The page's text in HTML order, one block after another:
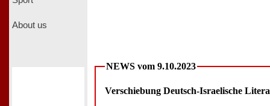
About us
NEWS vom 9.10.2023
Verschiebung Deutsch-Israelische